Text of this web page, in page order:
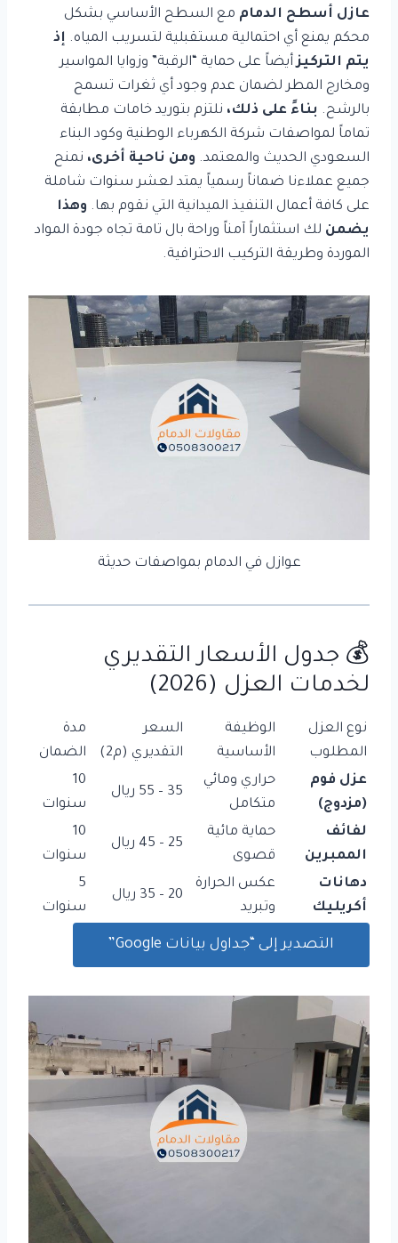
عازل أسطح الدمام مع السطح الأساسي بشكل
محكم يمنع أي احتمالية مستقبلية لتسريب المياه. إذ
يتم التركيزأيضاً على حماية “الرقبة” وزوايا المواسير
ومخارج المطر لضمان عدم وجود أي ثغرات تسمح
بالرشح. بناءً على ذلك، نلتزم بتوريد خامات مطابقة
تماماً لمواصفات شركة الكهرباء الوطنية وكود البناء
السعودي الحديث والمعتمد. ومن ناحية أخرى، نمنح
جميع عملاءنا ضماناً رسمياً يمتد لعشر سنوات شاملة
على كافة أعمال التنفيذ الميدانية التي نقوم بها. وهذا
يضمن لك استثماراً آمناً وراحة بال تامة تجاه جودة المواد
الموردة وطريقة التركيب الاحترافية.
عوازل في الدمام بمواصفات حديثة
💰 جدول الأسعار التقديري
لخدمات العزل (2026)
نوع العزل
المطلوب
الوظيفة
الأساسية
السعر
التقديري (م2)
مدة
الضمان
عزل فوم
(مزدوج)
حراري ومائي
متكامل
35 – 55 ريال
10
سنوات
لفائف
الممبرين
حماية مائية
قصوى
25 – 45 ريال
10
سنوات
دهانات
أكريليك
عكس الحرارة
وتبريد
20 – 35 ريال
5
سنوات
التصدير إلى “جداول بيانات Google”